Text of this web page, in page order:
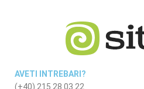
AVETI INTREBARI?
(+40) 215 28 03 22